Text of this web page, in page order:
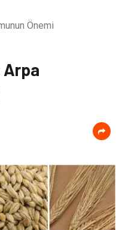
Önemi
Arpa